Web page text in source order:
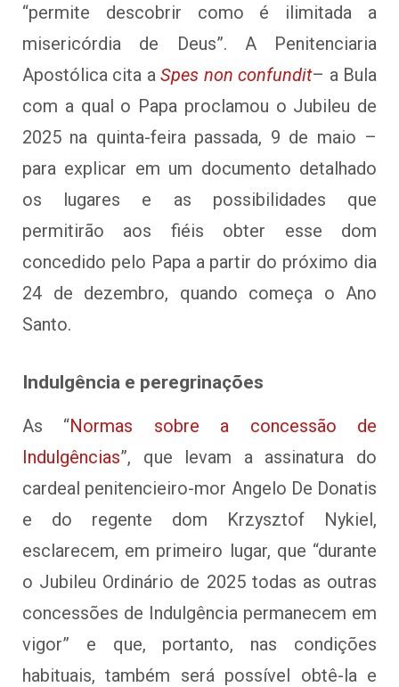
“permite descobrir como é ilimitada a
misericórdia de Deus”. A Penitenciaria
Apostólica cita aSpes non confundit– a Bula
com a qual o Papa proclamou o Jubileu de
2025 na quinta-feira passada, 9 de maio –
para explicar em um documento detalhado
os lugares e as possibilidades que
permitirão aos fiéis obter esse dom
concedido pelo Papa a partir do próximo dia
24 de dezembro, quando começa o Ano
Santo.
Indulgência e peregrinações
As “Normas sobre a concessão de
Indulgências”, que levam a assinatura do
cardeal penitencieiro-mor Angelo De Donatis
e do regente dom Krzysztof Nykiel,
esclarecem, em primeiro lugar, que “durante
o Jubileu Ordinário de 2025 todas as outras
concessões de Indulgência permanecem em
vigor” e que, portanto, nas condições
habituais, também será possível obtê-la e